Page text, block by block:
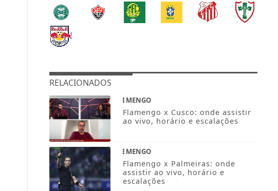
RELACIONADOS
MENGO
Flamengo x Cusco: onde assistir
ao vivo, horário e escalações
MENGO
Flamengo x Palmeiras: onde
assistir ao vivo, horário e
escalações